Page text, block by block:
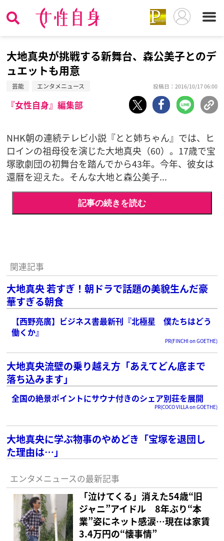
大地真央が挑戦する新舞台、森公美子とのデ
ュエットも用意
芸能 エンタメニュース 投稿日：2016/10/17 06:00
『女性自身』編集部
NHK朝の連続テレビ小説『とと姉ちゃん』では、ヒ
ロインの祖母役を演じた大地真央（60）。17歳で宝
塚歌劇団の初舞台を踏んでから43年。今年、彼女は
還暦を迎えた。そんな大地と森公美子...
記事の続きを読む
関連記事
大地真央 若すぎ！朝ドラで話題の美貌生んだ豪
華すぎる朝食
【西野亮廣】ビジネス書最新刊『北極星 僕たちはどう
働くか』
PR(FINCHI on GOETHE)
大地真央流壁の乗り越え方「あえてどん底まで
落ち込みます」
全国の絶景ポイントにサウナ付きのシェア別荘を展開
PR(COCO VILLA on GOETHE)
大地真央に学ぶ物事のやめどき「宝塚を退団し
た理由は…」
エンタメニュースの最新記事
「泣けてくる」消えた54歳“旧
ジャニ”アイドル 8年ぶり“本
業”姿にネット感涙…現在は家賃
3.4万円の“懐事情”